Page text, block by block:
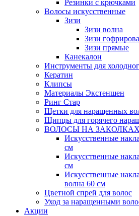
Резинки с крючками
Волосы искусственные
Зизи
Зизи волна
Зизи
Зизи прямые
Канекалон
Инструменты для
Кератин
Клипсы
Материалы Экстеншен
Ринг Стар
Щетки для наращенных
Щипцы для горячего
ВОЛОСЫ НА
Искусственные
см
Искусственные
см
Искусственные
волна 60 см
Цветной спрей для волос
Уход за наращенными
Акции